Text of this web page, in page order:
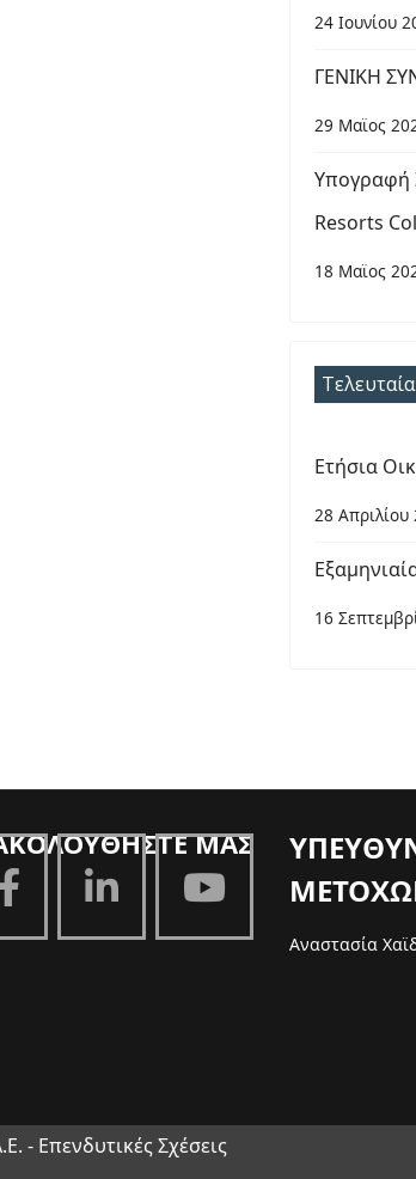
24 Ιουνίου
ΓΕΝΙΚΗ
29 Μαϊος
Υπογραφή
Resorts
18 Μαϊος
Ετήσια
28 Απριλίου
16
ΜΑΣ
Αναστασία
- Επενδυτικές Σχέσεις